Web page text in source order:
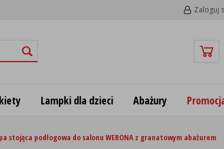
Zaloguj
Lampki dla dzieci Abażury
stojąca podłogowa do salonu WERONA z granatowym abażurem